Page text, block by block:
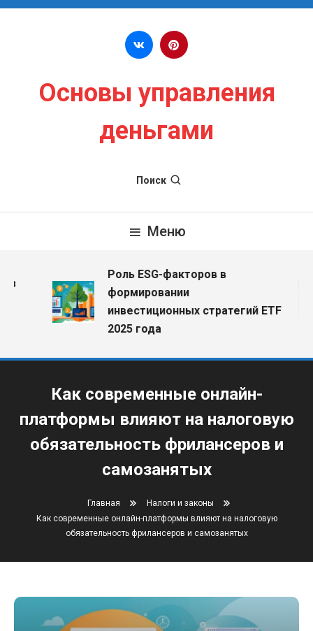
Перейти к содержимому
Основы управления
деньгами
Поиск
Меню
Роль ESG-факторов в
формировании
инвестиционных стратегий ETF
2025 года
Как современные онлайн-
платформы влияют на налоговую
обязательность фрилансеров и
самозанятых
Главная
Налоги и законы
Как современные онлайн-платформы влияют на налоговую
обязательность фрилансеров и самозанятых